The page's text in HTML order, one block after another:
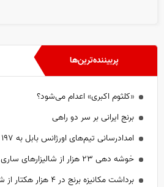
پربیننده‌ترین‌ها
«کلثوم اکبری» اعدام می‌شود؟
برنج ایرانی بر سر دو راهی
امدادرسانی تیم‌های اورژانس بابل به ۱۹۷ زائر اربعین
خوشه دهی ۲۳ هزار از شالیزار‌های ساری
برداشت مکانیزه برنج در ۴ هزار هکتار از شالیزار‌های جویبار